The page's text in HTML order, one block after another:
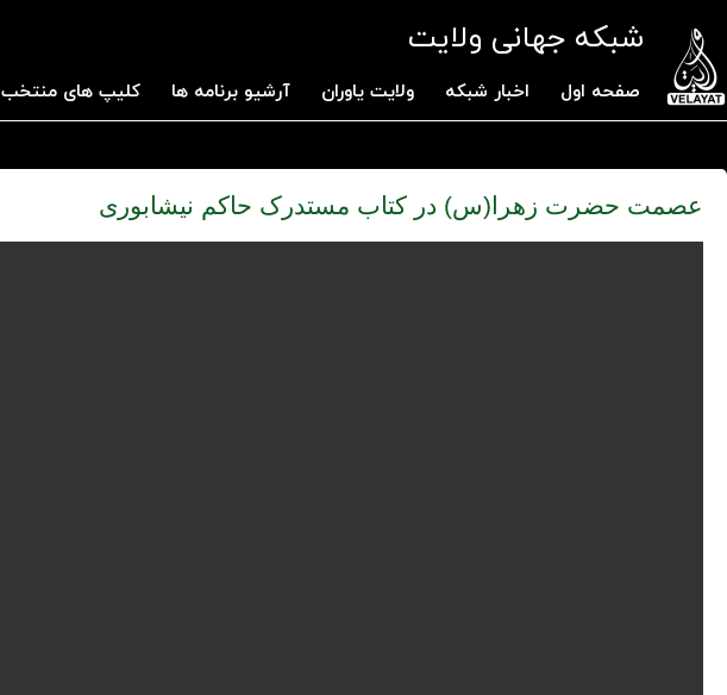
شبکه جهانی ولایت
صفحه اول اخبار شبکه ولایت یاوران آرشیو برنامه ها کلیپ های منتخب
عصمت حضرت زهرا(س) در کتاب مستدرک حاکم نیشابوری